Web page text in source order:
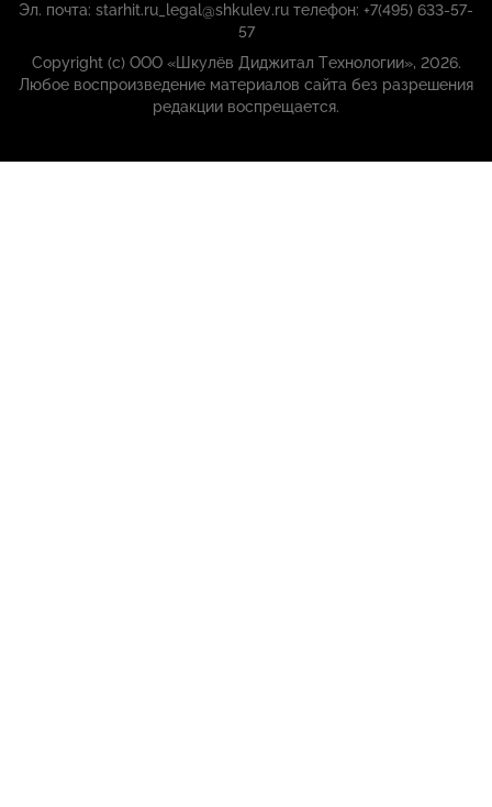
Эл. почта: starhit.ru_legal@shkulev.ru телефон: +7(495) 633-57-
57
Copyright (с) ООО «Шкулёв Диджитал Технологии», 2026.
Любое воспроизведение материалов сайта без разрешения
редакции воспрещается.